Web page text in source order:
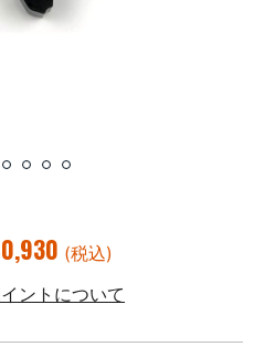
(税込)
ントについて